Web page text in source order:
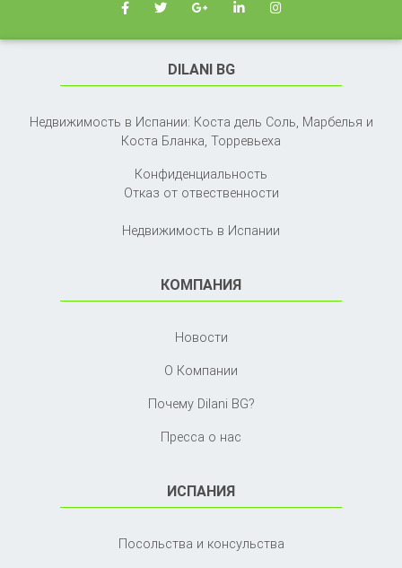
DILANI BG
Недвижимость в Испании: Коста дель Соль, Марбелья и
Коста Бланка, Торревьеха
Конфиденциальность
Отказ от отвественности
Недвижимость в Испании
КОМПАНИЯ
Новости
О Компании
Почему Dilani BG?
Пресса о нас
ИСПАНИЯ
Посольства и консульства